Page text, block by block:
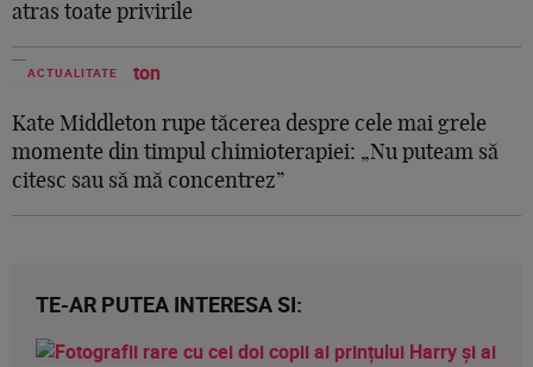
atras toate privirile
ACTUALITATE
Kate Middleton rupe tăcerea despre cele mai grele
momente din timpul chimioterapiei: „Nu puteam să
citesc sau să mă concentrez”
TE-AR PUTEA INTERESA SI: